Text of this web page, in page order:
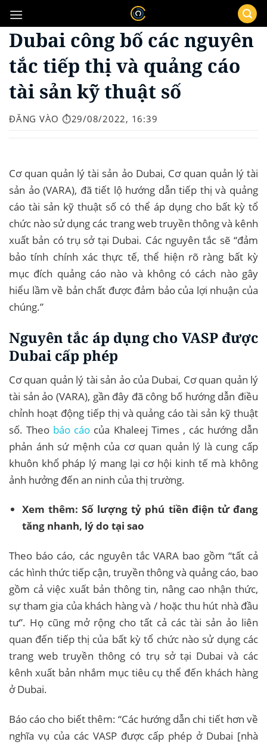
qua
nội
Dubai công bố các nguyên
tắc tiếp thị và quảng cáo
tài sản kỹ thuật số
ĐĂNG VÀO ⏱️29/08/2022, 16:39
Cơ quan quản lý tài sản ảo Dubai, Cơ quan quản lý tài
sản ảo (VARA), đã tiết lộ hướng dẫn tiếp thị và quảng
cáo tài sản kỹ thuật số có thể áp dụng cho bất kỳ tổ
chức nào sử dụng các trang web truyền thông và kênh
xuất bản có trụ sở tại Dubai. Các nguyên tắc sẽ “đảm
bảo tính chính xác thực tế, thể hiện rõ ràng bất kỳ
mục đích quảng cáo nào và không có cách nào gây
hiểu lầm về bản chất được đảm bảo của lợi nhuận của
chúng.”
Nguyên tắc áp dụng cho VASP được
Dubai cấp phép
Cơ quan quản lý tài sản ảo của Dubai, Cơ quan quản lý
tài sản ảo (VARA), gần đây đã công bố hướng dẫn điều
chỉnh hoạt động tiếp thị và quảng cáo tài sản kỹ thuật
số. Theo báo cáo của Khaleej Times , các hướng dẫn
phản ánh sứ mệnh của cơ quan quản lý là cung cấp
khuôn khổ pháp lý mang lại cơ hội kinh tế mà không
ảnh hưởng đến an ninh của thị trường.
Xem thêm:Số lượng tỷ phú tiền điện tử đang
tăng nhanh, lý do tại sao
Theo báo cáo, các nguyên tắc VARA bao gồm “tất cả
các hình thức tiếp cận, truyền thông và quảng cáo, bao
gồm cả việc xuất bản thông tin, nâng cao nhận thức,
sự tham gia của khách hàng và / hoặc thu hút nhà đầu
tư”. Họ cũng mở rộng cho tất cả các tài sản ảo liên
quan đến tiếp thị của bất kỳ tổ chức nào sử dụng các
trang web truyền thông có trụ sở tại Dubai và các
kênh xuất bản nhắm mục tiêu cụ thể đến khách hàng
ở Dubai.
Báo cáo cho biết thêm: “Các hướng dẫn chi tiết hơn về
nghĩa vụ của các VASP được cấp phép ở Dubai [nhà